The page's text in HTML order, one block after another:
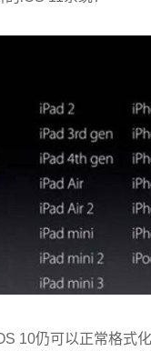
10仍可以正常格式